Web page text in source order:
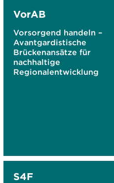
VorAB
Vorsorgend handeln –
Avantgardistische
Brückenansätze für
nachhaltige
Regionalentwicklung
S4F